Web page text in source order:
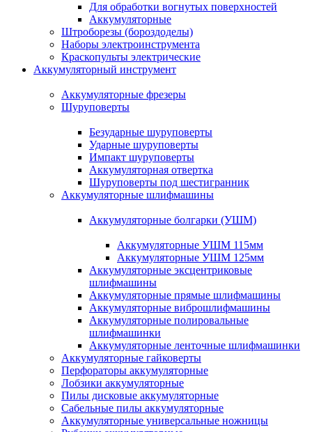
Для обработки вогнутых поверхностей
Аккумуляторные
Штроборезы (бороздоделы)
Наборы электроинструмента
Краскопульты электрические
Аккумуляторный инструмент
Аккумуляторные фрезеры
Шуруповерты
Безударные шуруповерты
Ударные шуруповерты
Импакт шуруповерты
Аккумуляторная отвертка
Шуруповерты под шестигранник
Аккумуляторные шлифмашины
Аккумуляторные болгарки (УШМ)
Аккумуляторные УШМ 115мм
Аккумуляторные УШМ 125мм
Аккумуляторные эксцентриковые
шлифмашины
Аккумуляторные прямые шлифмашины
Аккумуляторные виброшлифмашины
Аккумуляторные полировальные
шлифмашинки
Аккумуляторные ленточные шлифмашинки
Аккумуляторные гайковерты
Перфораторы аккумуляторные
Лобзики аккумуляторные
Пилы дисковые аккумуляторные
Сабельные пилы аккумуляторные
Аккумуляторные универсальные ножницы